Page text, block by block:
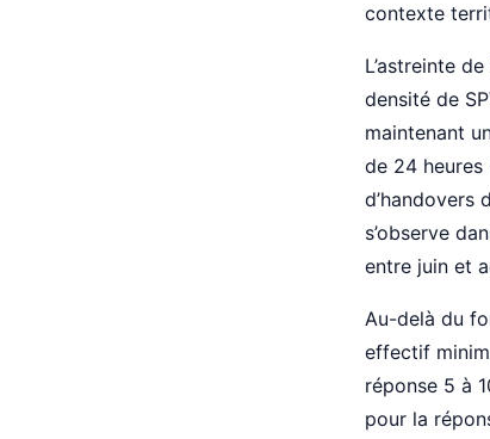
contexte
L’astreinte
densité de
maintenant
de 24
d’handovers
s’observe
entre juin et
Au-delà du
effectif
réponse 5 à
pour la